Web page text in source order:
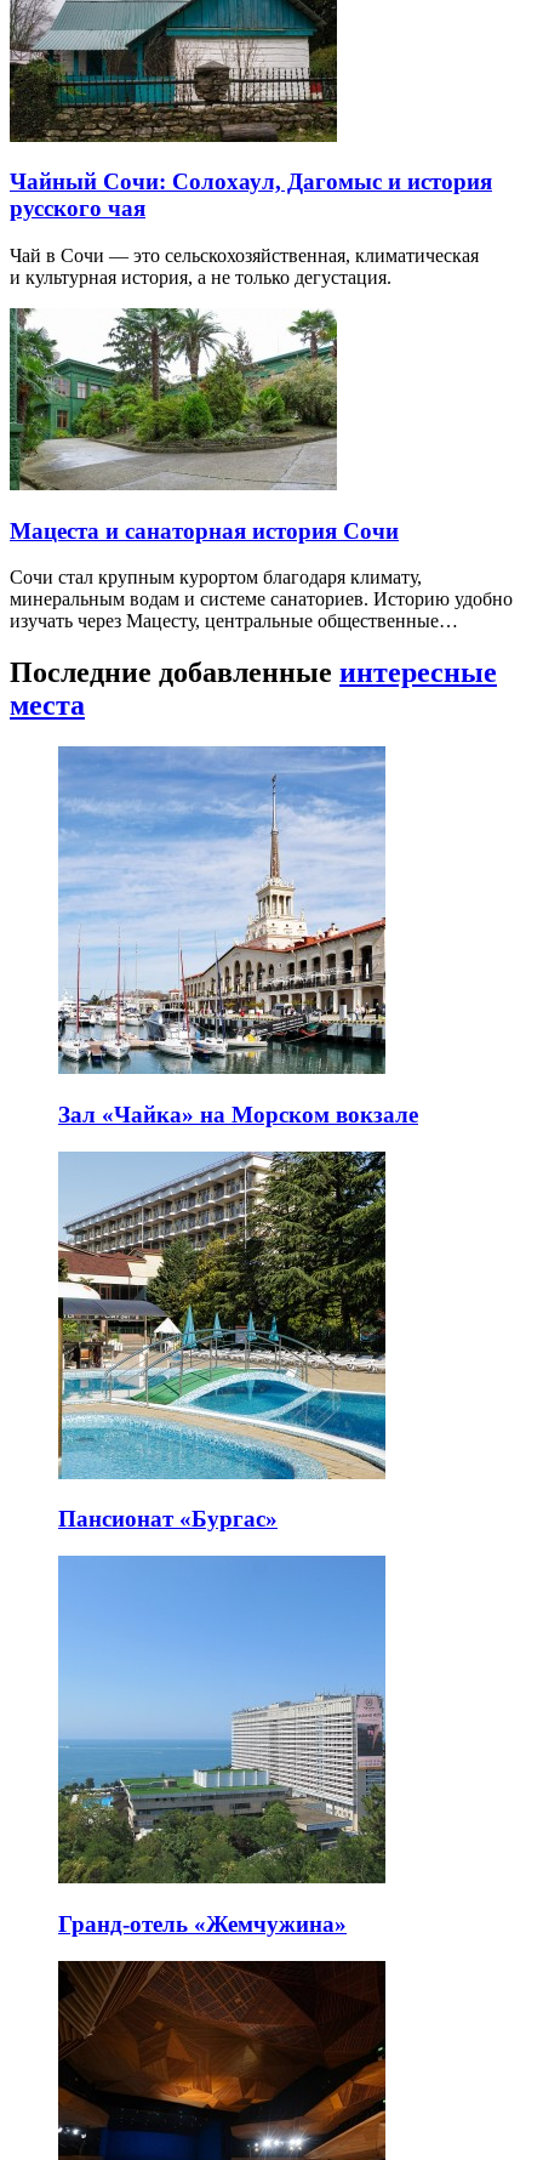
Чайный Сочи: Солохаул, Дагомыс и история
русского чая
Чай в Сочи — это сельскохозяйственная, климатическая
и культурная история, а не только дегустация.
Мацеста и санаторная история Сочи
Сочи стал крупным курортом благодаря климату,
минеральным водам и системе санаториев. Историю удобно
изучать через Мацесту, центральные общественные…
Последние добавленные интересные
места
Зал «Чайка» на Морском вокзале
Пансионат «Бургас»
Гранд-отель «Жемчужина»